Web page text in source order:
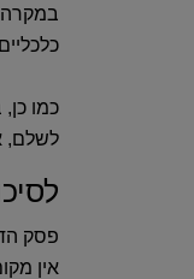
במקרה
כמו כן‏,‏
לשלם‏,‏
פסק
אין